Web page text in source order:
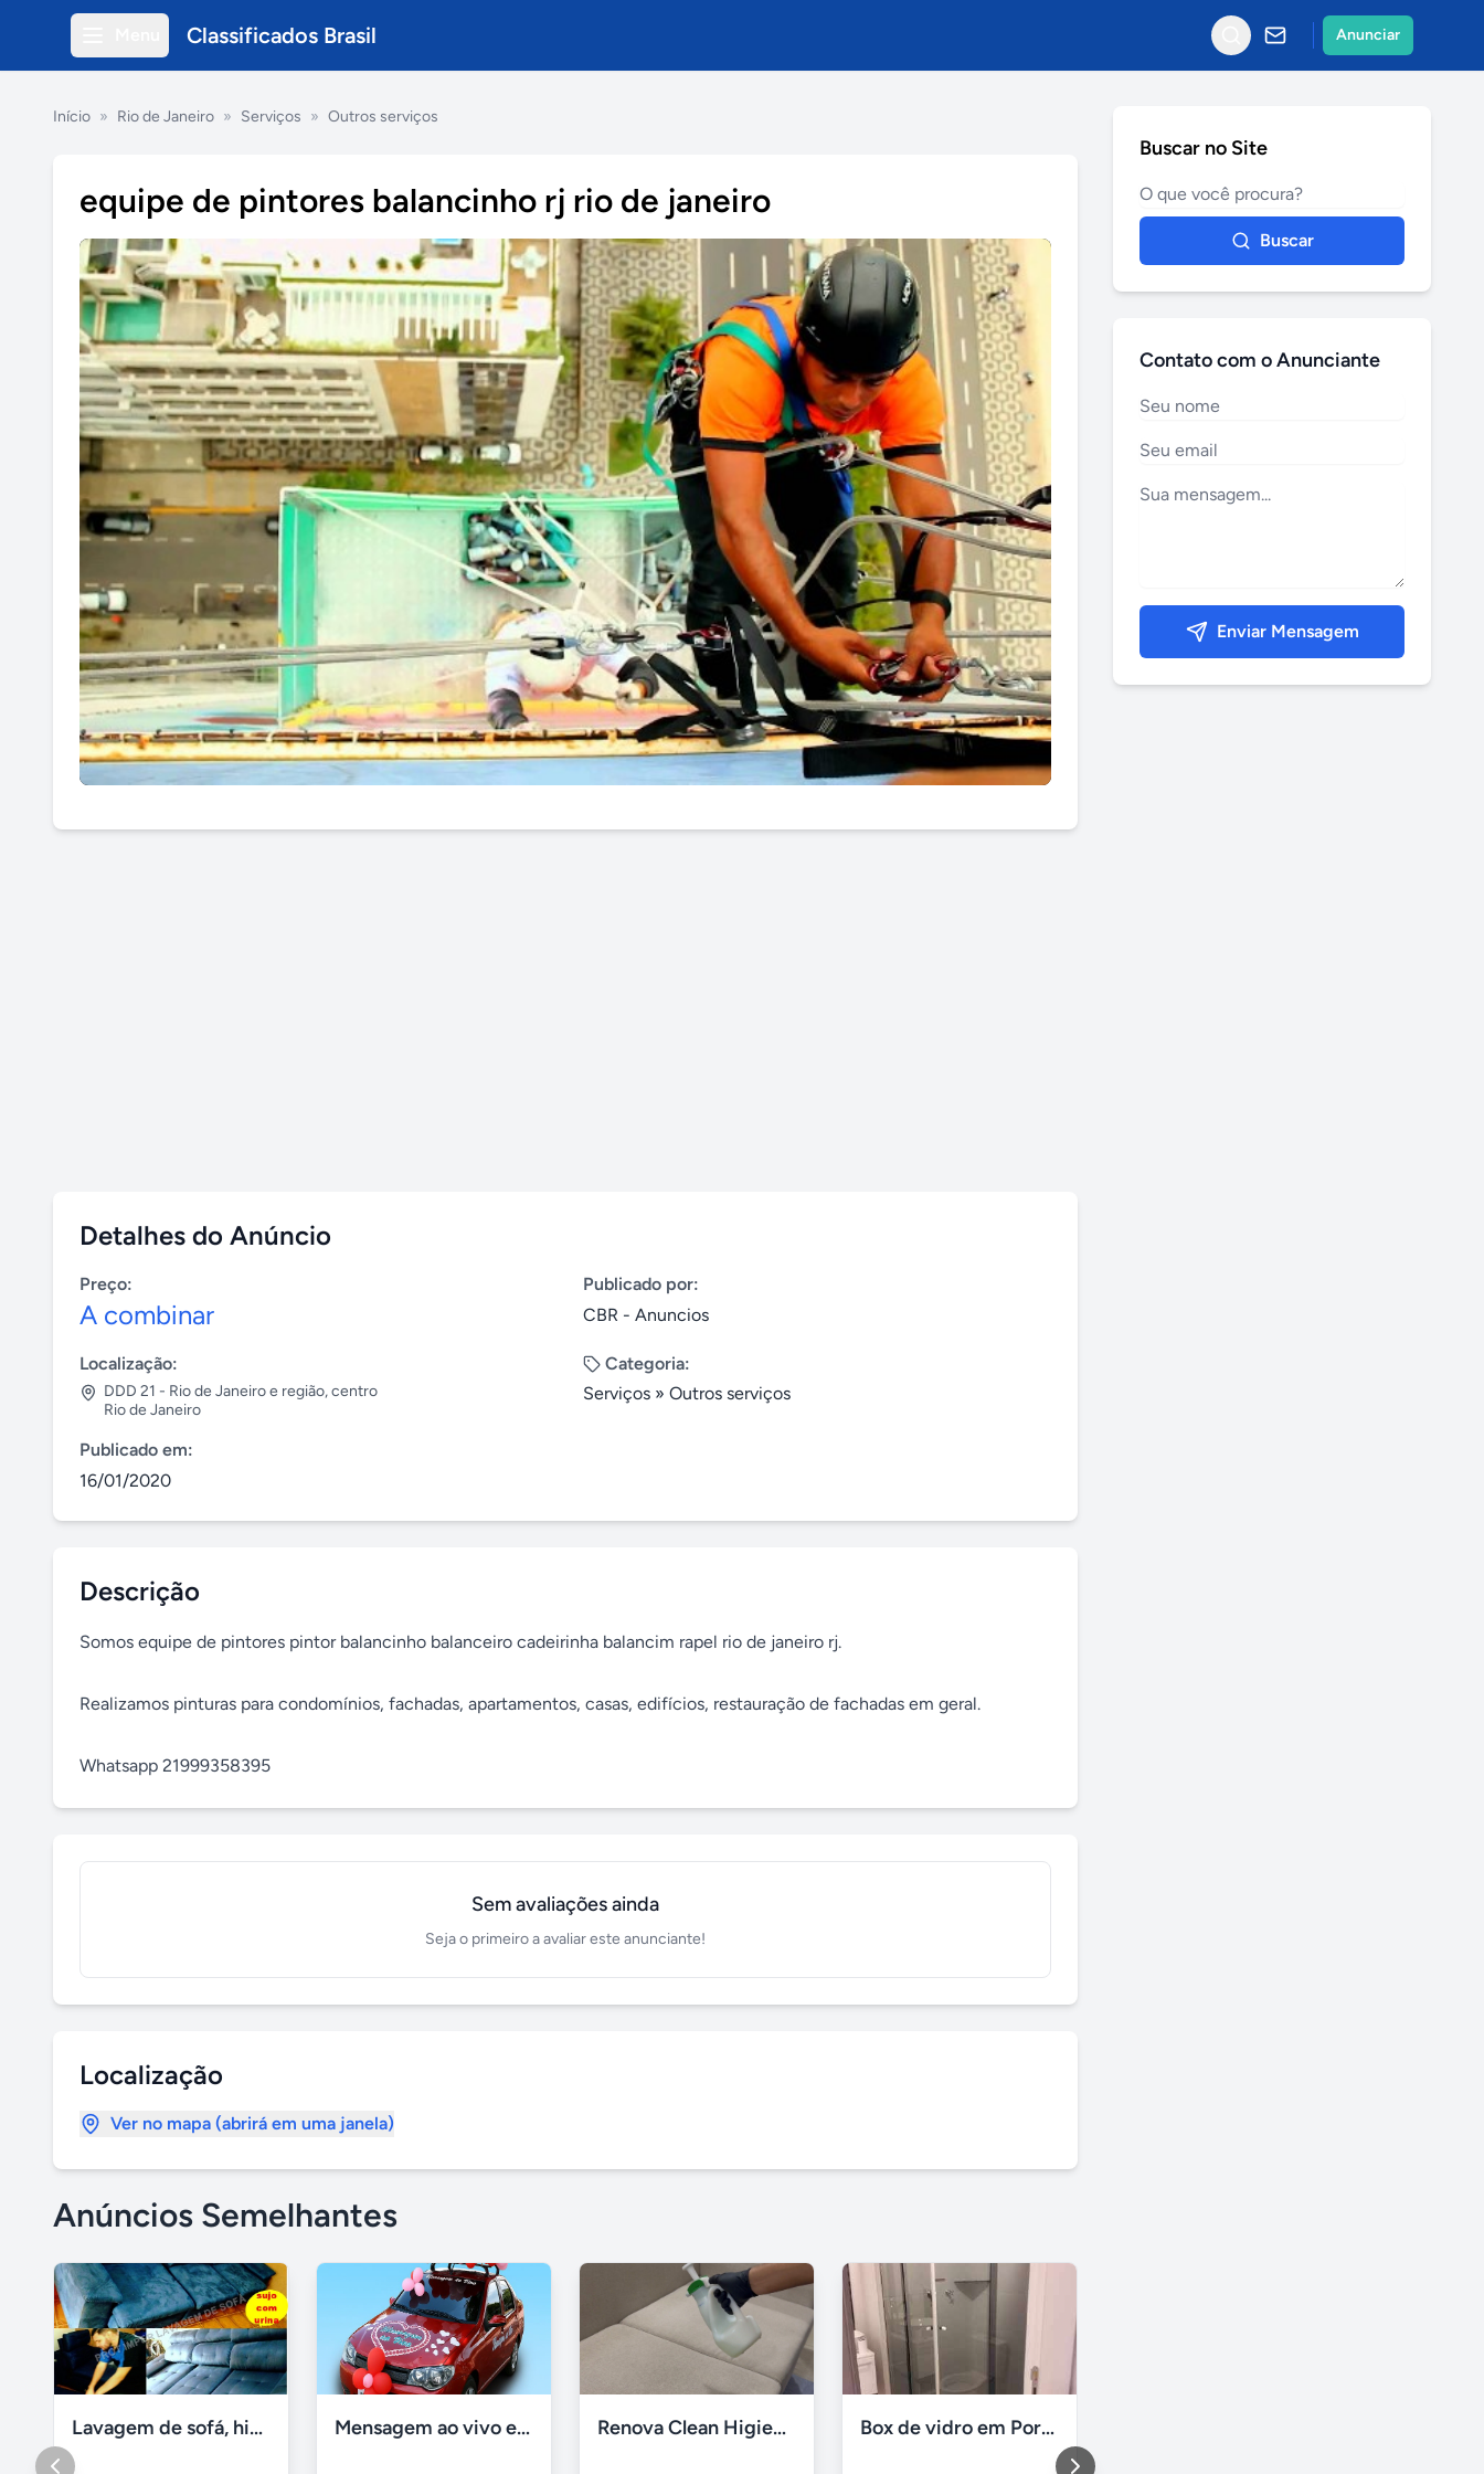
Classificados Brasil Anunciar
Início » Rio de Janeiro » Serviços » Outros serviços
equipe de pintores balancinho rj rio de janeiro
Detalhes do Anúncio
Preço:
A combinar
Publicado por:
CBR - Anuncios
Localização:
DDD 21 - Rio de Janeiro e região,centro
Rio de Janeiro
Categoria:
Serviços » Outros serviços
Publicado em:
16/01/2020
Descrição
Somos equipe de pintores pintor balancinho balanceiro cadeirinha balancim rapel rio de janeiro rj.
Realizamos pinturas para condomínios, fachadas, apartamentos, casas, edifícios, restauração de fachadas em geral.
Whatsapp 21999358395
Sem avaliações ainda
Seja o primeiro a avaliar este anunciante!
Localização
Ver no mapa (abrirá em uma janela)
Anúncios Semelhantes
Lavagem de sofá, higienização sofá, Impermeabilização Mensagem ao vivo em carro de som Renova Clean Higienização Premium de Estofados Box de vidro em Porto Alegre
Buscar no Site
Buscar
Contato com o Anunciante
Enviar Mensagem